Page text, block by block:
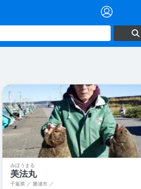
みほうまる
美法丸
千葉県 ／ 勝浦市 ／